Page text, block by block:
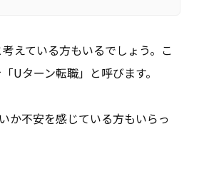
えている方もいるでしょう。こ
Uターン転職」と呼びます。
か不安を感じている方もいらっ